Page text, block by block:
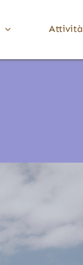
Attività